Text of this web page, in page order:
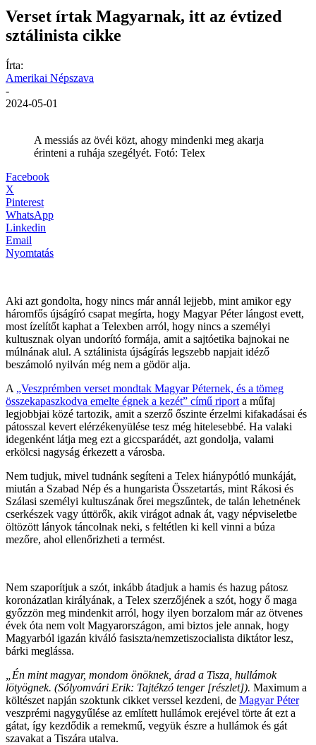
Verset írtak Magyarnak, itt az évtized
sztálinista cikke
Írta:
Amerikai Népszava
-
2024-05-01
A messiás az övéi közt, ahogy mindenki meg akarja
érinteni a ruhája szegélyét. Fotó: Telex
Facebook
X
Pinterest
WhatsApp
Linkedin
Email
Nyomtatás
Aki azt gondolta, hogy nincs már annál lejjebb, mint amikor egy
háromfős újságíró csapat megírta, hogy Magyar Péter lángost evett,
most ízelítőt kaphat a Telexben arról, hogy nincs a személyi
kultusznak olyan undorító formája, amit a sajtóetika bajnokai ne
múlnának alul. A sztálinista újságírás legszebb napjait idéző
beszámoló nyilván még nem a gödör alja.
A „Veszprémben verset mondtak Magyar Péternek, és a tömeg
összekapaszkodva emelte égnek a kezét” című riport a műfaj
legjobbjai közé tartozik, amit a szerző őszinte érzelmi kifakadásai és
pátosszal kevert elérzékenyülése tesz még hitelesebbé. Ha valaki
idegenként látja meg ezt a giccsparádét, azt gondolja, valami
erkölcsi nagyság érkezett a városba.
Nem tudjuk, mivel tudnánk segíteni a Telex hiánypótló munkáját,
miután a Szabad Nép és a hungarista Összetartás, mint Rákosi és
Szálasi személyi kultuszának őrei megszűntek, de talán lehetnének
cserkészek vagy úttörők, akik virágot adnak át, vagy népviseletbe
öltözött lányok táncolnak neki, s feltétlen ki kell vinni a búza
mezőre, ahol ellenőrizheti a termést.
Nem szaporítjuk a szót, inkább átadjuk a hamis és hazug pátosz
koronázatlan királyának, a Telex szerzőjének a szót, hogy ő maga
győzzön meg mindenkit arról, hogy ilyen borzalom már az ötvenes
évek óta nem volt Magyarországon, ami biztos jele annak, hogy
Magyarból igazán kiváló fasiszta/nemzetiszocialista diktátor lesz,
bárki meglássa.
„Én mint magyar, mondom önöknek, árad a Tisza, hullámok
lötyögnek. (Sólyomvári Erik: Tajtékzó tenger [részlet]). Maximum a
költészet napján szoktunk cikket verssel kezdeni, de Magyar Péter
veszprémi nagygyűlése az említett hullámok erejével törte át ezt a
gátat, így kezdődik a remekmű, vegyük észre a hullámok és gát
szavakat a Tiszára utalva.